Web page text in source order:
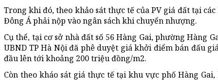
Trong khi đó, theo khảo sát thực tế của PV giá đất tại
Đông Á phải nộp vào ngân sách khi chuyển nhượng.
Cụ thể, tại cơ sở nhà đất số 56 Hàng Gai, phường Hàng
UBND TP Hà Nội đã phê duyệt giá khởi điểm bán đấu
đầu lên tới khoảng 200 triệu đồng/m2.
Còn theo kháo sát giá thực tế tại khu vực phố Hàng